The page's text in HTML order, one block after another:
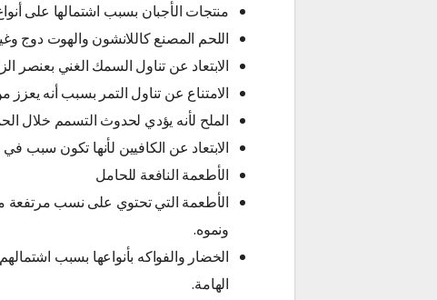
منتجات الأجبان بسبب اشتمالها على
اللحم المصنع كاللانشون والهوت دوج
الابتعاد عن تناول السمك الغني بعنصر
الامتناع عن تناول التمر بسبب أنه
الملح لأنه يؤدي لحدوث التسمم خلال
الابتعاد عن الكافيين لأنها تكون سبب
الأطعمة النافعة للحامل
الأطعمة التي تحتوي على نسب مرتفعة
ونموه.
الخضار والفواكه بأنواعها بسبب
الهامة.